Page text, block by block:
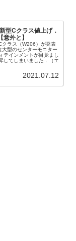
型Cクラス値上げ．
外と】
ラス（W206）が発表
型のセンターモニター
テインメントが目覚まし
してしまいました．（エ
2021.07.12